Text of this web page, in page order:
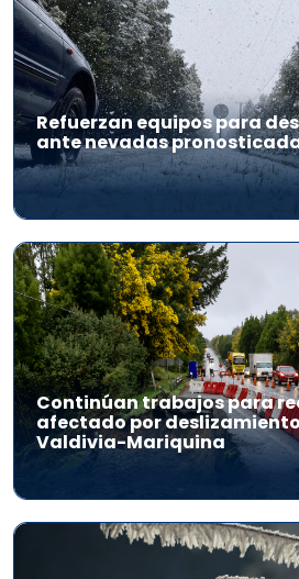
Refuerzan equipos para
ante nevadas
Continúan trabajos para
afectado por
Valdivia-Mariquina